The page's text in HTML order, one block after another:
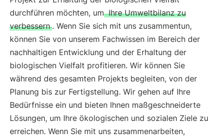
durchführen möchten, um Ihre Umweltbilanz zu
verbessern . Wenn Sie sich mit uns zusammentun,
können Sie von unserem Fachwissen im Bereich der
nachhaltigen Entwicklung und der Erhaltung der
biologischen Vielfalt profitieren. Wir können Sie
während des gesamten Projekts begleiten, von der
Planung bis zur Fertigstellung. Wir gehen auf Ihre
Bedürfnisse ein und bieten Ihnen maßgeschneiderte
Lösungen, um Ihre ökologischen und sozialen Ziele zu
erreichen. Wenn Sie mit uns zusammenarbeiten,